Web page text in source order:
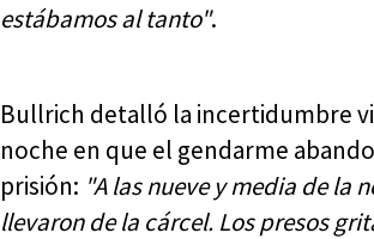
estábamos al tanto".
Bullrich detalló la incertidumbre
noche en que el gendarme
prisión: "A las nueve y media de la
llevaron de la cárcel. Los presos